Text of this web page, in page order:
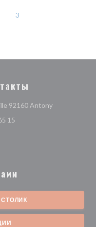
3
92160 Antony
15
((открывается в